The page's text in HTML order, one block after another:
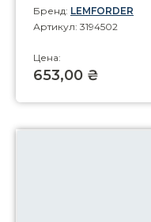
Бренд: LEMFORDER
Артикул: 3194502
Цена:
653,00 ₴